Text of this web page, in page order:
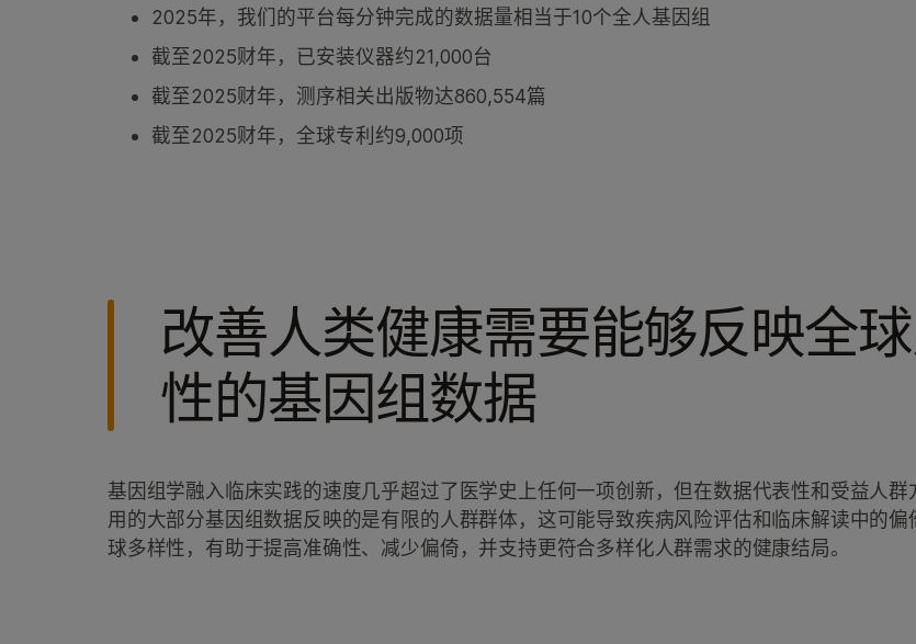
2025年，我们的平台每分钟完成的数据量相当于10个全人基因组
截至2025财年，已安装仪器约21,000台
截至2025财年，测序相关出版物达860,554篇
截至2025财年，全球专利约9,000项
改善人类健康需要能够反映全
性的基因组数据
基因组学融入临床实践的速度几乎超过了医学史上任何一项创新，但在数据代表性和受益人
用的大部分基因组数据反映的是有限的人群群体，这可能导致疾病风险评估和临床解读中的
球多样性，有助于提高准确性、减少偏倚，并支持更符合多样化人群需求的健康结局。